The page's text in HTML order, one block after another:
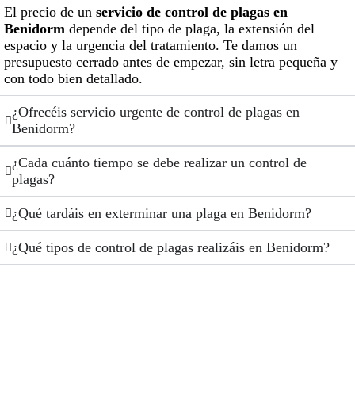
El precio de un servicio de control de plagas en
Benidorm depende del tipo de plaga, la extensión del
espacio y la urgencia del tratamiento. Te damos un
presupuesto cerrado antes de empezar, sin letra pequeña y
con todo bien detallado.
¿Ofrecéis servicio urgente de control de plagas en
Benidorm?
¿Cada cuánto tiempo se debe realizar un control de
plagas?
¿Qué tardáis en exterminar una plaga en Benidorm?
¿Qué tipos de control de plagas realizáis en Benidorm?